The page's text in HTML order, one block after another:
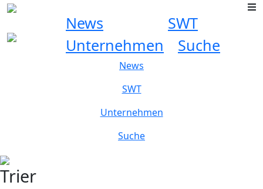
News
SWT
Unternehmen
Suche
News
SWT
Unternehmen
Suche
Trier